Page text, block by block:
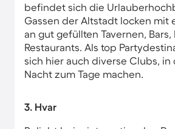
befindet sich die
Gassen der Altstadt locken mit
an gut gefüllten Tavernen,
Restaurants. Als top
sich hier auch diverse Clubs, in
Nacht zum Tage machen.
3. Hvar